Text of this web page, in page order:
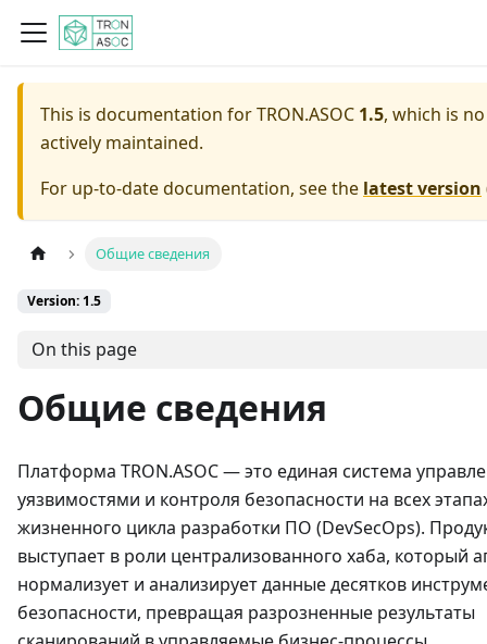
This is documentation forTRON.ASOC 1.5, which is
actively maintained.
For up-to-date documentation, see the latest version
Общие сведения
Version: 1.5
On this page
Общие сведения
Платформа ТRON.ASOC — это единая система
уязвимостями и контроля безопасности на всех
жизненного цикла разработки ПО (DevSecOps).
выступает в роли централизованного хаба, который
нормализует и анализирует данные десятков
безопасности, превращая разрозненные результаты